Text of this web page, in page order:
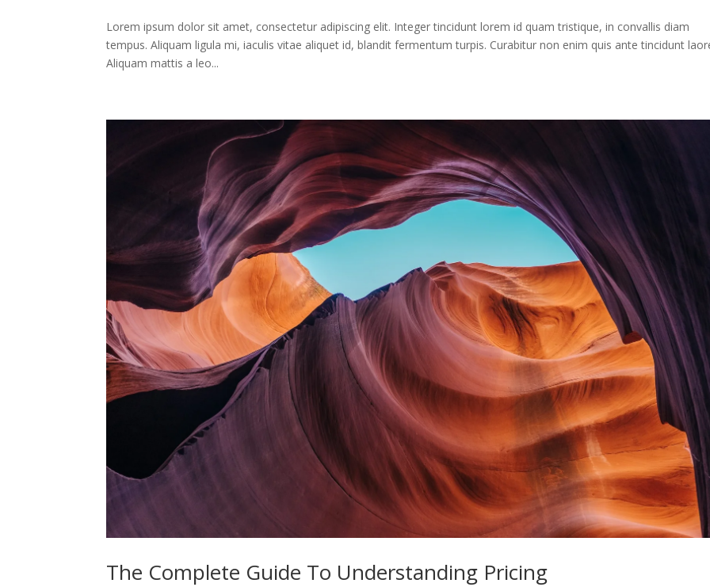
Lorem ipsum dolor sit amet, consectetur adipiscing elit. Integer tincidunt lorem id quam tristique, in convallis diam
tempus. Aliquam ligula mi, iaculis vitae aliquet id, blandit fermentum turpis. Curabitur non enim quis ante tincidunt
Aliquam mattis a leo...
The Complete Guide To Understanding Pricing